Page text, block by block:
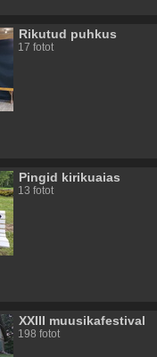
Rikutud puhkus
17 fotot
Pingid kirikuaias
13 fotot
XXIII muusikafestival
198 fotot